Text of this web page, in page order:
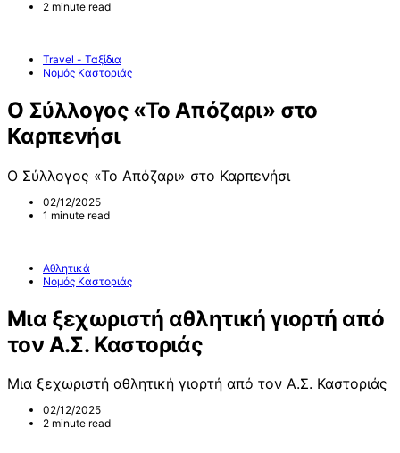
2 minute read
Travel - Ταξίδια
Νομός Καστοριάς
Ο Σύλλογος «Το Απόζαρι» στο
Καρπενήσι
Ο Σύλλογος «Το Απόζαρι» στο Καρπενήσι
02/12/2025
1 minute read
Αθλητικά
Νομός Καστοριάς
Μια ξεχωριστή αθλητική γιορτή από
τον Α.Σ. Καστοριάς
Μια ξεχωριστή αθλητική γιορτή από τον Α.Σ. Καστοριάς
02/12/2025
2 minute read